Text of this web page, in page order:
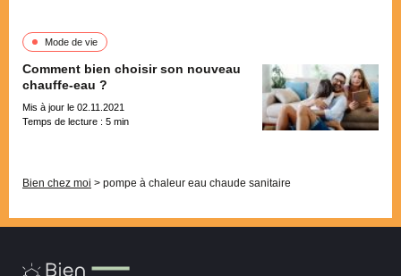
Mode de vie
Comment bien choisir son nouveau
chauffe-eau ?
Mis à jour le 02.11.2021
Temps de lecture : 5 min
Bien chez moi > pompe à chaleur eau chaude sanitaire
Bien